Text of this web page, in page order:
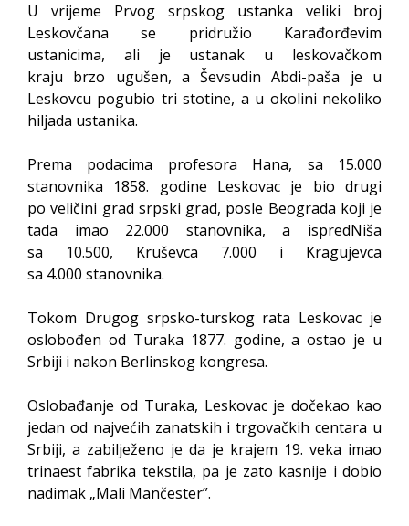
U vrijeme Prvog srpskog ustanka veliki broj
Leskovčana se pridružio Karađorđevim
ustanicima, ali je ustanak u leskovačkom
kraju brzo ugušen, a Ševsudin Abdi-paša je u
Leskovcu pogubio tri stotine, a u okolini nekoliko
hiljada ustanika.
Prema podacima profesora Hana, sa 15.000
stanovnika 1858. godine Leskovac je bio drugi
po veličini grad srpski grad, posle Beograda koji je
tada imao 22.000 stanovnika, a ispredNiša
sa 10.500, Kruševca 7.000 i Kragujevca
sa 4.000 stanovnika.
Tokom Drugog srpsko-turskog rata Leskovac je
oslobođen od Turaka 1877. godine, a ostao je u
Srbiji i nakon Berlinskog kongresa.
Oslobađanje od Turaka, Leskovac je dočekao kao
jedan od najvećih zanatskih i trgovačkih centara u
Srbiji, a zabilježeno je da je krajem 19. veka imao
trinaest fabrika tekstila, pa je zato kasnije i dobio
nadimak „Mali Mančester”.